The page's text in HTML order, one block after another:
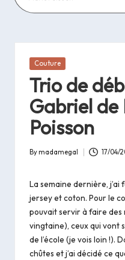
couture
travaux
d'aiguilles
et
bricolage..
Posted
Couture
Trio de
Gabriel de
Poisson
Posted
Bymadamegal 17/04/
La semaine dernière, j’ai
jersey et coton. Pour le
pouvait servir à faire des
vingtaine), ceux qui vont
de l’école (je vois loin !).
chûtes et j’ai décidé ce